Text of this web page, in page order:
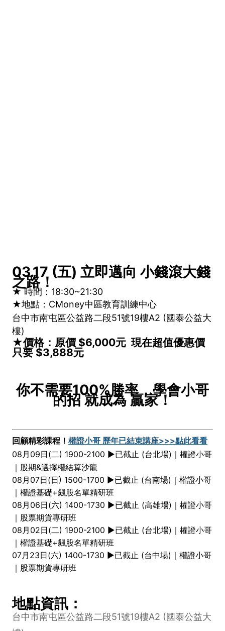
03.17 (五) 立即邁向 小錢滾大錢
之路！
★ 時間：18:30~21:30
★地點： CMoney中區教育訓練中心
台中市南屯區公益路二段51號19樓A2 (國泰公益大
樓)
★價格：原價 $6,000元 現在超值優惠價
只要 $3,888元
你不需要100%勝率，學會小哥
的招 就成為 贏家！
回顧精彩課程！ 權證小哥 歷年已結束講座>>>點此看看
08月09日(二) 1900-2100 ►已截止 (台北場)｜權證小哥
｜股期&選擇權結算沙龍
08月07日(日) 1500-1700 ►已截止 (台南場)｜權證小哥
｜權證基礎+飆股名單精研班
08月06日(六) 1400-1730 ►已截止 (高雄場)｜權證小哥
｜股票期貨專研班
08月02日(二) 1900-2100 ►已截止 (台北場)｜權證小哥
｜權證基礎+飆股名單精研班
07月23日(六) 1400-1730 ►已截止 (台中場)｜權證小哥
｜股票期貨專研班
地點資訊：
台中市南屯區公益路二段51號19樓A2 (國泰公益大